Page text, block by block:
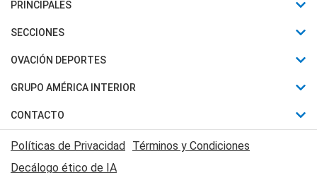
PRINCIPALES
Últimas Noticias
Política
Judiciales
Economia
SECCIONES
Horóscopo
Motores
Trucos caseros
Series y Películas
OVACIÓN DEPORTES
Fútbol
Mundial
Automovilismo
Rugby
GRUPO AMÉRICA INTERIOR
Canal 7 en Vivo
CONTACTO
Acerca de Nosotros
Contactanos
Políticas de Privacidad Términos y Condiciones
Decálogo ético de IA